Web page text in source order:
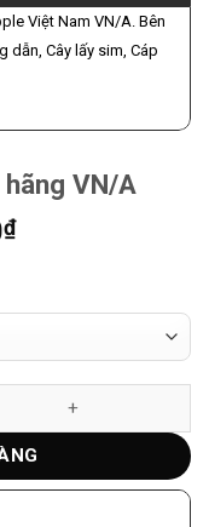
Việt Nam VN/A. Bên
dẫn, Cây lấy sim, Cáp
VN/A
₫Giá
là:
19.990.000₫.
lượng